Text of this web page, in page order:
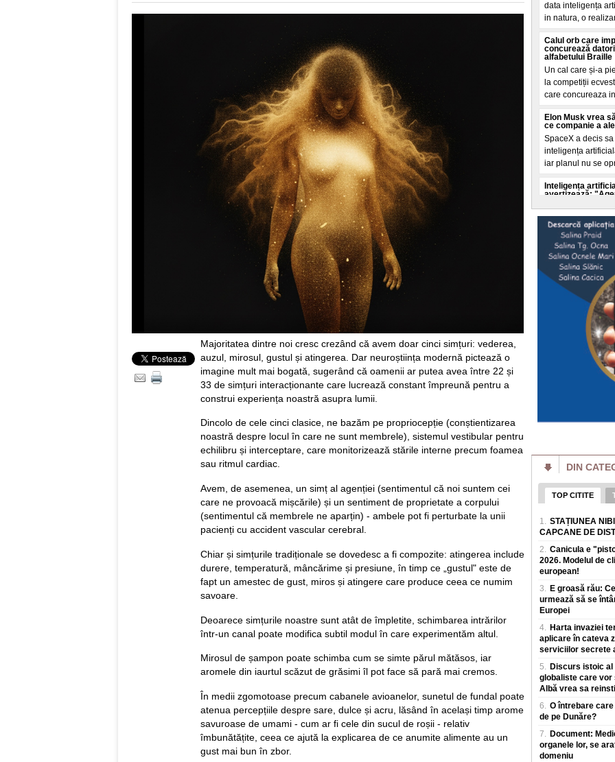
Majoritatea dintre noi cresc crezând că avem doar cinci simțuri: vederea,
auzul, mirosul, gustul și atingerea. Dar neuroștiința modernă pictează o
imagine mult mai bogată, sugerând că oamenii ar putea avea între 22 și
33 de simțuri interacționante care lucrează constant împreună pentru a
construi experiența noastră asupra lumii.
Dincolo de cele cinci clasice, ne bazăm pe propriocepție (conștientizarea
noastră despre locul în care ne sunt membrele), sistemul vestibular pentru
echilibru și interceptare, care monitorizează stările interne precum foamea
sau ritmul cardiac.
Avem, de asemenea, un simț al agenției (sentimentul că noi suntem cei
care ne provoacă mișcările) și un sentiment de proprietate a corpului
(sentimentul că membrele ne aparțin) - ambele pot fi perturbate la unii
pacienți cu accident vascular cerebral.
Chiar și simțurile tradiționale se dovedesc a fi compozite: atingerea include
durere, temperatură, mâncărime și presiune, în timp ce „gustul" este de
fapt un amestec de gust, miros și atingere care produce ceea ce numim
savoare.
Deoarece simțurile noastre sunt atât de împletite, schimbarea intrărilor
într-un canal poate modifica subtil modul în care experimentăm altul.
Mirosul de șampon poate schimba cum se simte părul mătăsos, iar
aromele din iaurtul scăzut de grăsimi îl pot face să pară mai cremos.
În medii zgomotoase precum cabanele avioanelor, sunetul de fundal poate
atenua percepțiile despre sare, dulce și acru, lăsând în același timp arome
savuroase de umami - cum ar fi cele din sucul de roșii - relativ
îmbunătățite, ceea ce ajută la explicarea de ce anumite alimente au un
gust mai bun în zbor.
data inteligența
in natura, o
Calul orb care
concurează
alfabetului Braille
Un cal care și-a
la competiții
care concureaza
Elon Musk vrea
ce companie a
SpaceX a decis
inteligența
iar planul nu se
Inteligența
avertizează:
Experții in
accelerata a
autoritaților de a o c
Selly a intrat în
doborât de
Un nou record
litoralul
online intr-un
Putin pierde
batjocorit în mod
Vladimir Putin
miliardar din
a dat puține
Cât de bogate
o avere mai
Cele mai mari
Un eveniment
plăgi" VIDEO
Un fenomen
terenuri agricole
Al doilea cel mai
agravează. Ce îi
din ușă în ușă"
Virusul Ebola,
Congo, s-ar
sanitare, in
DIN
TOP CITITE
1. STAȚIUNEA
CAPCANE DE
2. Canicula e
2026. Modelul de
european!
3. E groasă rău:
urmează să se
Europei
4. Harta invaziei
aplicare în cateva
serviciilor secrete
5. Discurs istoic
globaliste care vor
Albă vrea sa
6. O întrebare
de pe Dunăre?
7. Document:
organele lor, se
domeniu